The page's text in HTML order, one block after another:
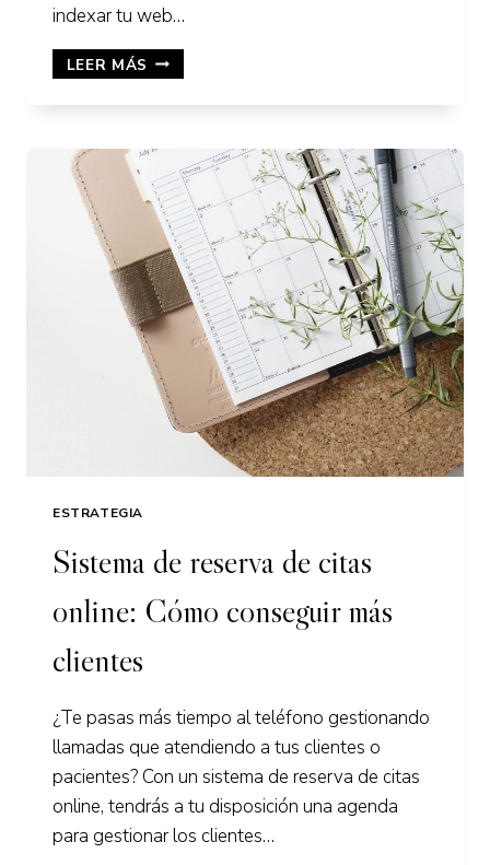
indexar tu web…
LEER MÁS CÓMO
INDEXAR
GOOGLE
ESTRATEGIA
Sistema de reserva de citas
online: Cómo conseguir más
clientes
¿Te pasas más tiempo al teléfono gestionando
llamadas que atendiendo a tus clientes o
pacientes? Con un sistema de reserva de citas
online, tendrás a tu disposición una agenda
para gestionar los clientes…